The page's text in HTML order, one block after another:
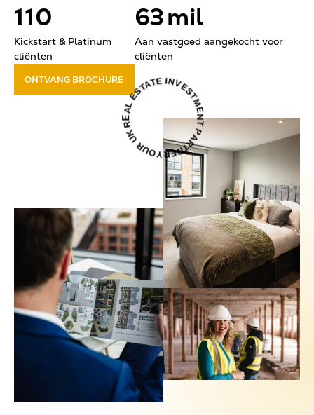
110
Kickstart & Platinum
cliënten
63mil
Aan vastgoed aangekocht voor
cliënten
ONTVANG BROCHURE
Y
O
U
R
U
K
R
E
A
L
ESTATE INVEST
M
E
N
T
P
A
R
T
N
E
R